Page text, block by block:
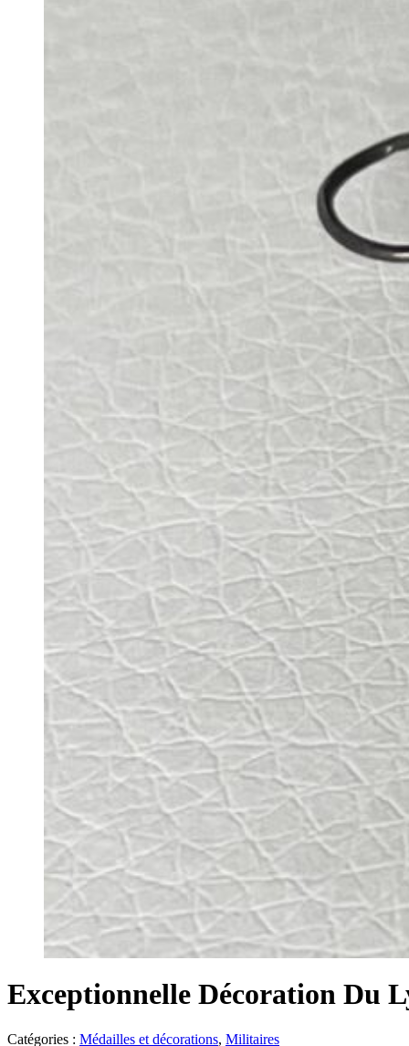
Exceptionnelle Décoration Du
Catégories : Médailles et décorations, Militaires